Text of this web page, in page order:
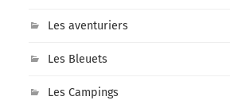
Les aventuriers
Les Bleuets
Les Campings